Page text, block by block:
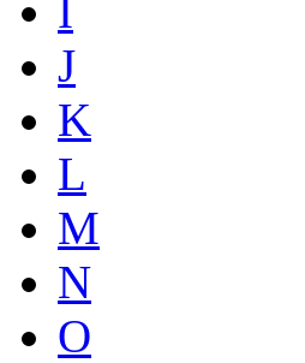
I
J
K
L
M
N
O